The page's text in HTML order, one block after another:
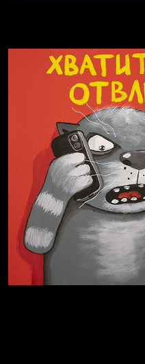
Явка
провалена
Я
это
не я
Чертовщина
в голове